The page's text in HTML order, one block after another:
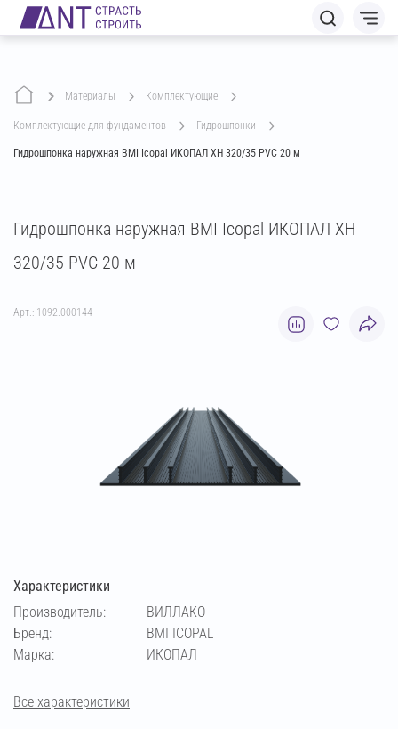
Материалы комплектующие
комплектующие для фундаментов гидрошпонки
Гидрошпонка наружная BMI Icopal ИКОПАЛ ХН 320/35 PVC 20 м
Гидрошпонка наружная BMI Icopal ИКОПАЛ ХН
320/35 PVC 20 м
Арт.: 1092.000144
Характеристики
Производитель:
ВИЛЛАКО
Бренд:
BMI ICOPAL
Марка:
ИКОПАЛ
Все характеристики